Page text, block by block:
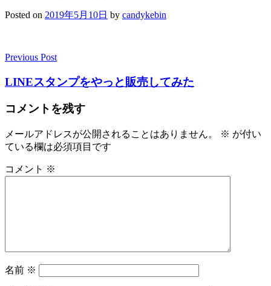
Posted on 2019年5月10日 by candykebin
投
稿
ビ
ゲ
シ
Previous Post
LINEスタンプをやっと販売してみた
コメントを残す
メールアドレスが公開されることはありません。 ※ が付い
ている欄は必須項目です
コメント ※
名前 ※